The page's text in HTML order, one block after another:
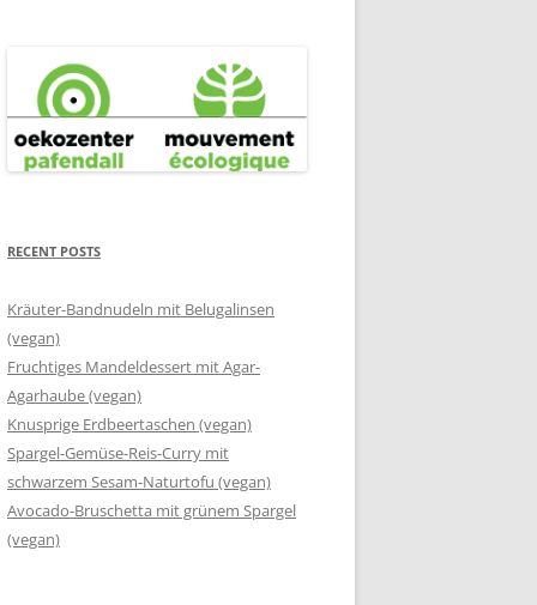
RECENT POSTS
Kräuter-Bandnudeln mit Belugalinsen
(vegan)
Fruchtiges Mandeldessert mit Agar-
Agarhaube (vegan)
Knusprige Erdbeertaschen (vegan)
Spargel-Gemüse-Reis-Curry mit
schwarzem Sesam-Naturtofu (vegan)
Avocado-Bruschetta mit grünem Spargel
(vegan)